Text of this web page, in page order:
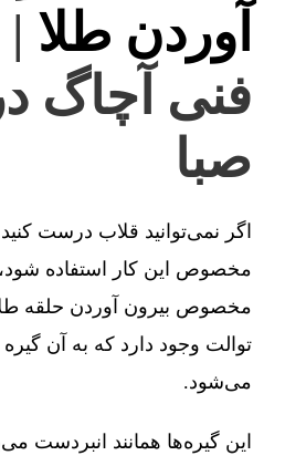
آوردن طلا
فنی آچاگ
صبا
اگر نمی‌توانید قلاب درست کنید
مخصوص این کار استفاده شود،
مخصوص بیرون آوردن حلقه طلا
توالت وجود دارد که به آن
می‌شود.
این گیره‌ها همانند انبردست